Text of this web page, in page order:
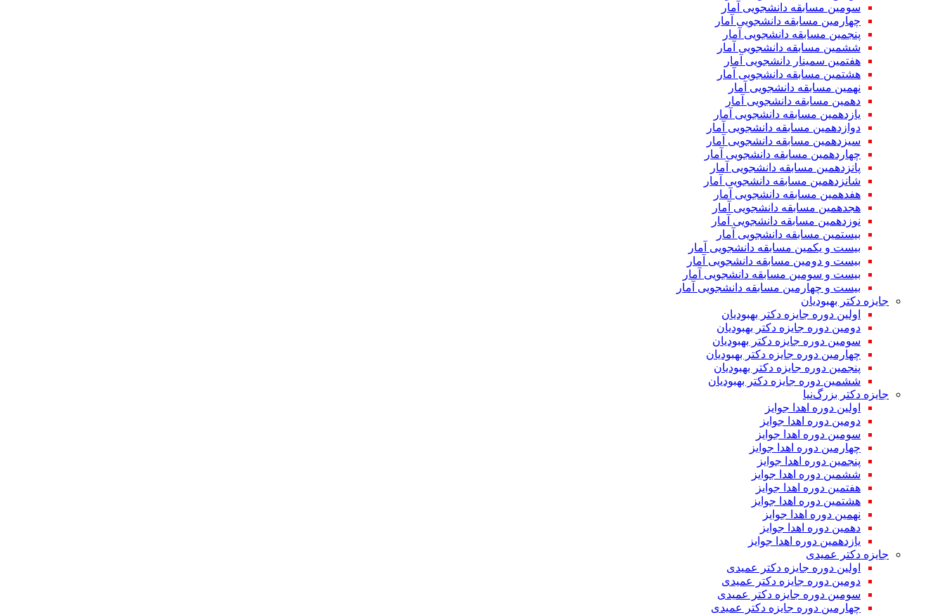
سومین مسابقه دانشجویی آمار
چهارمین مسابقه دانشجویی آمار
پنجمین مسابقه دانشجویی آمار
ششمین مسابقه دانشجویی آمار
هفتمین سمینار دانشجویی آمار
هشتمین مسابقه دانشجویی آمار
نهمین مسابقه دانشجویی آمار
دهمین مسابقه دانشجویی آمار
یازدهمین مسابقه دانشجویی آمار
دوازدهمین مسابقه دانشجویی آمار
سیزدهمین مسابقه دانشجویی آمار
چهاردهمین مسابقه دانشجویی آمار
پانزدهمین مسابقه دانشجویی آمار
شانزدهمین مسابقه دانشجویی آمار
هفدهمین مسابقه دانشجویی آمار
هجدهمین مسابقه دانشجویی آمار
نوزدهمین مسابقه دانشجویی آمار
بیستمین مسابقه دانشجویی آمار
بیست و یکمین مسابقه دانشجویی آمار
بیست و دومین مسابقه دانشجویی آمار
بیست و سومین مسابقه دانشجویی آمار
بیست و چهارمین مسابقه دانشجویی آمار
جایزه دکتر بهبودیان
اولین دوره جایزه دکتر بهبودیان
دومین دوره جایزه دکتر بهبودیان
سومین دوره جایزه دکتر بهبودیان
چهارمین دوره جایزه دکتر بهبودیان
پنجمین دوره جایزه دکتر بهبودیان
ششمین دوره جایزه دکتر بهبودیان
جایزه دکتر بزرگ‌نیا
اولین دوره اهدا جوایز
دومین دوره اهدا جوایز
سومین دوره اهدا جوایز
چهارمین دوره اهدا جوایز
پنجمین دوره اهدا جوایز
ششمین دوره اهدا جوایز
هفتمین دوره اهدا جوایز
هشتمین دوره اهدا جوایز
نهمین دوره اهدا جوایز
دهمین دوره اهدا جوایز
یازدهمین دوره اهدا جوایز
جایزه دکتر عمیدی
اولین دوره جایزه دکتر عمیدی
دومین دوره جایزه دکتر عمیدی
سومین دوره جایزه دکتر عمیدی
چهارمین دوره جایزه دکتر عمیدی